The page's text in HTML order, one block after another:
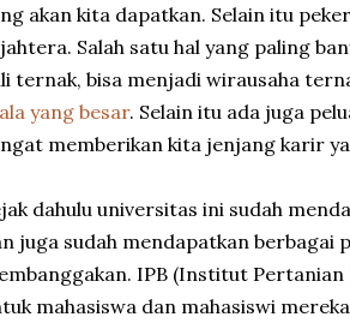
akan kita dapatkan. Selain itu
Salah satu hal yang paling
ternak, bisa menjadi wirausaha
yang besar. Selain itu ada juga
memberikan kita jenjang karir
dahulu universitas ini sudah
juga sudah mendapatkan berbagai
IPB (Institut
mahasiswa dan mahasiswi